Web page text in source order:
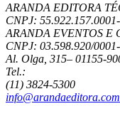
ARANDA EDITORA
CNPJ:
ARANDA EVENTOS E
CNPJ: 03.598.920/
Al. Olga, 315– 01155-
Tel.:
(11) 3824-5300